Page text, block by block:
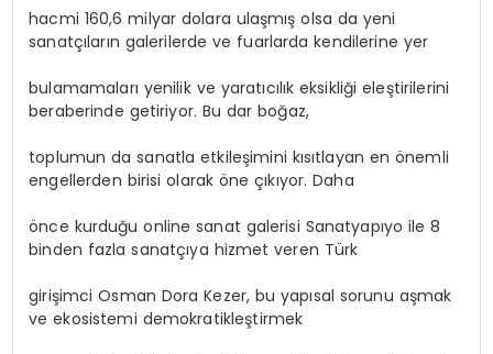
hacmi 160,6 milyar dolara ulaşmış olsa da yeni
sanatçıların galerilerde ve fuarlarda kendilerine yer
bulamamaları yenilik ve yaratıcılık eksikliği eleştirilerini
beraberinde getiriyor. Bu dar boğaz,
toplumun da sanatla etkileşimini kısıtlayan en önemli
engellerden birisi olarak öne çıkıyor. Daha
önce kurduğu online sanat galerisi Sanatyapıyo ile 8
binden fazla sanatçıya hizmet veren Türk
girişimci Osman Dora Kezer, bu yapısal sorunu aşmak
ve ekosistemi demokratikleştirmek